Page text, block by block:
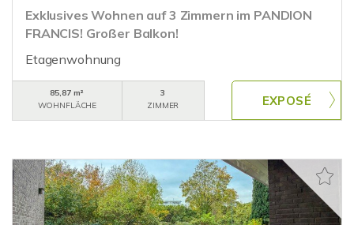
Exklusives Wohnen auf 3 Zimmern im PANDION
FRANCIS! Großer Balkon!
Etagenwohnung
85,87 m²
WOHNFLÄCHE
3
ZIMMER